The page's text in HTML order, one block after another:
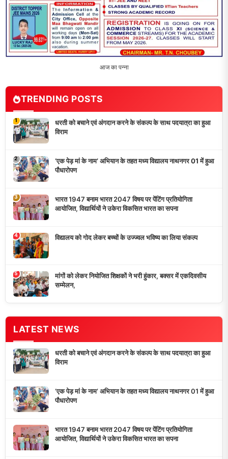
आज का पन्ना
TRENDING POSTS
1
धरती को बचाने एवं अंगदान करने के संकल्प के साथ पदयात्रा का हुआ
विराम
2
‘एक पेड़ मां के नाम’ अभियान के तहत मध्य विद्यालय नाथनगर 01 में हुआ
पौधारोपण
3
भारत 1947 बनाम भारत 2047 विषय पर पेंटिंग प्रतियोगिता
आयोजित, विद्यार्थियों ने उकेरा विकसित भारत का सपना
4 विद्यालय को गोद लेकर बच्चों के उज्ज्वल भविष्य का लिया संकल्प
5
मांगों को लेकर नियोजित शिक्षकों ने भरी हुंकार, बक्सर में एकदिवसीय
सम्मेलन,
LATEST NEWS
धरती को बचाने एवं अंगदान करने के संकल्प के साथ पदयात्रा का हुआ
विराम
‘एक पेड़ मां के नाम’ अभियान के तहत मध्य विद्यालय नाथनगर 01 में हुआ
पौधारोपण
भारत 1947 बनाम भारत 2047 विषय पर पेंटिंग प्रतियोगिता
आयोजित, विद्यार्थियों ने उकेरा विकसित भारत का सपना